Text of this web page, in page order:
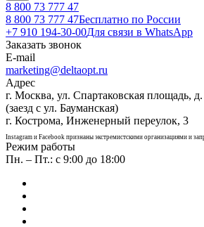
8 800 73 777 47
8 800 73 777 47Бесплатно по России
+7 910 194-30-00Для связи в WhatsApp
Заказать звонок
E-mail
marketing@deltaopt.ru
Адрес
г. Москва, ул. Спартаковская площадь,
(заезд с ул. Бауманская)
г. Кострома, Инженерный переулок, 3
Instagram и Facebook признаны экстремистскими организациями и
Режим работы
Пн. – Пт.: с 9:00 до 18:00